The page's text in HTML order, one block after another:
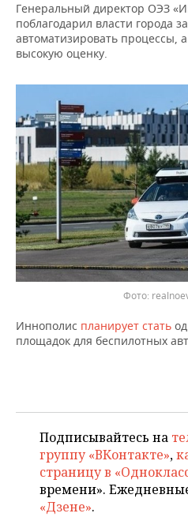
Генеральный директор ОЭЗ
поблагодарил власти города
автоматизировать процессы,
высокую оценку.
Фото:
Иннополис планирует стать
площадок для беспилотных
Подписывайтесь на
группу «ВКонтакте»,
страницу в
времени».
«Дзене».